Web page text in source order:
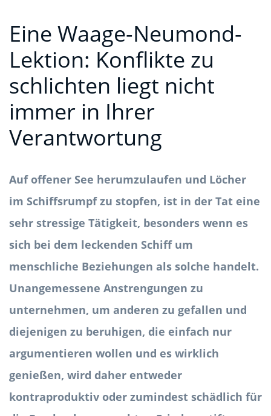
Eine Waage-Neumond-
Lektion: Konflikte zu
schlichten liegt nicht
immer in Ihrer
Verantwortung
Auf offener See herumzulaufen und Löcher
im Schiffsrumpf zu stopfen, ist in der Tat eine
sehr stressige Tätigkeit, besonders wenn es
sich bei dem leckenden Schiff um
menschliche Beziehungen als solche handelt.
Unangemessene Anstrengungen zu
unternehmen, um anderen zu gefallen und
diejenigen zu beruhigen, die einfach nur
argumentieren wollen und es wirklich
genießen, wird daher entweder
kontraproduktiv oder zumindest schädlich für